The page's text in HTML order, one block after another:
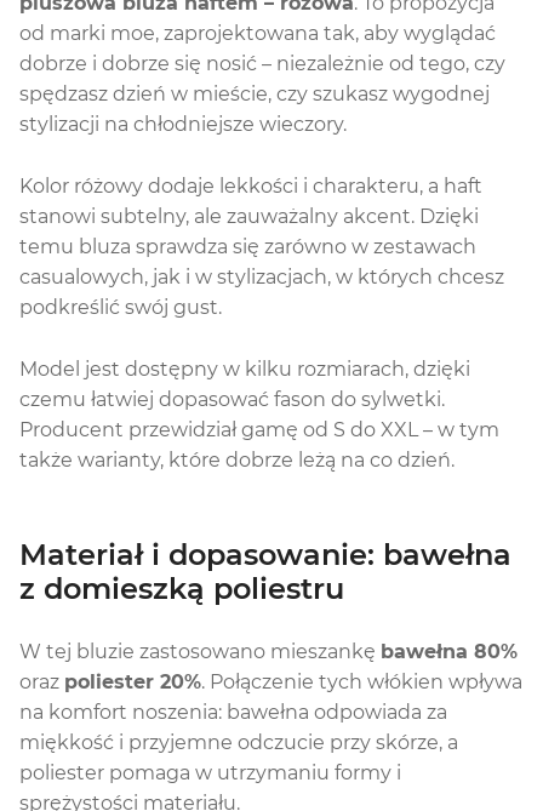
od marki moe, zaprojektowana tak, aby wyglądać
dobrze i dobrze się nosić – niezależnie od tego, czy
spędzasz dzień w mieście, czy szukasz wygodnej
stylizacji na chłodniejsze wieczory.
Kolor różowy dodaje lekkości i charakteru, a haft
stanowi subtelny, ale zauważalny akcent. Dzięki
temu bluza sprawdza się zarówno w zestawach
casualowych, jak i w stylizacjach, w których chcesz
podkreślić swój gust.
Model jest dostępny w kilku rozmiarach, dzięki
czemu łatwiej dopasować fason do sylwetki.
Producent przewidział gamę od S do XXL – w tym
także warianty, które dobrze leżą na co dzień.
Materiał i dopasowanie: bawełna
z domieszką poliestru
W tej bluzie zastosowano mieszankę bawełna 80%
oraz poliester 20%. Połączenie tych włókien wpływa
na komfort noszenia: bawełna odpowiada za
miękkość i przyjemne odczucie przy skórze, a
poliester pomaga w utrzymaniu formy i
sprężystości materiału.